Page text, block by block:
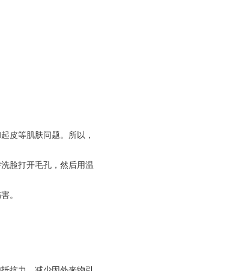
皮等肌肤问题。所以，
脸打开毛孔，然后用温
。